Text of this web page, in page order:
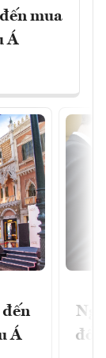
mua
Á
Á
đổi